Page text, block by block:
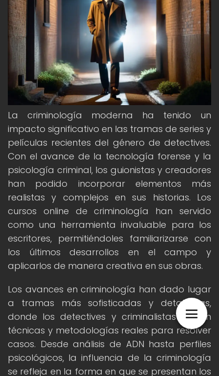
La criminología moderna ha tenido un
impacto significativo en las tramas de series y
películas recientes del género de detectives.
Con el avance de la tecnología forense y la
psicología criminal, los guionistas y creadores
han podido incorporar elementos más
realistas y complejos en sus historias. Los
cursos online de criminología han servido
como una herramienta invaluable para los
escritores, permitiéndoles familiarizarse con
los últimos desarrollos en el campo y
aplicarlos de manera creativa en sus obras.
Los avances en criminología han dado lugar
a tramas más sofisticadas y detalladas,
donde los detectives y criminalistas utilizan
técnicas y metodologías reales para resolver
casos. Desde análisis de ADN hasta perfiles
psicológicos, la influencia de la criminología
se refleja en la forma en que se presentan los